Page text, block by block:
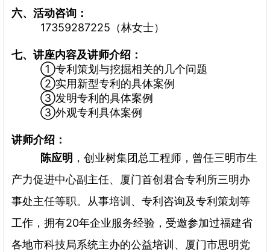
六、活动咨询：
17359287225（林女士）
七、讲座内容及讲师介绍：
①专利策划与挖掘相关的几个问题
②实用新型专利的具体案例
③发明专利的具体案例
③外观专利具体案例
讲师介绍：
陈应明 ，创业树集团总工程师，曾任三明市生
产力促进中心副主任、厦门首创君合专利所三明办
事处主任等职。从事培训、专利咨询及专利策划等
工作，拥有20年企业服务经验，受邀参加过福建省
各地市科技局系统主办的公益培训、厦门市思明党